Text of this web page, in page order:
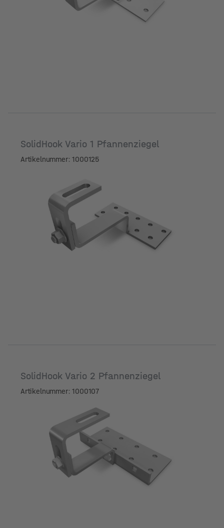
SolidHook Vario 1 Pfannenziegel
Artikelnummer: 1000125
SolidHook Vario 2 Pfannenziegel
Artikelnummer: 1000107